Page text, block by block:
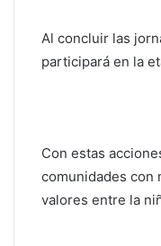
Al concluir las
participará en la
Con estas
comunidades con
valores entre la